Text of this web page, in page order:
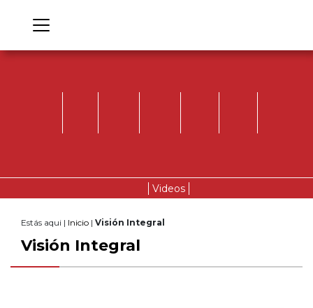
Videos
Estás aqui | Inicio | Visión Integral
Visión Integral